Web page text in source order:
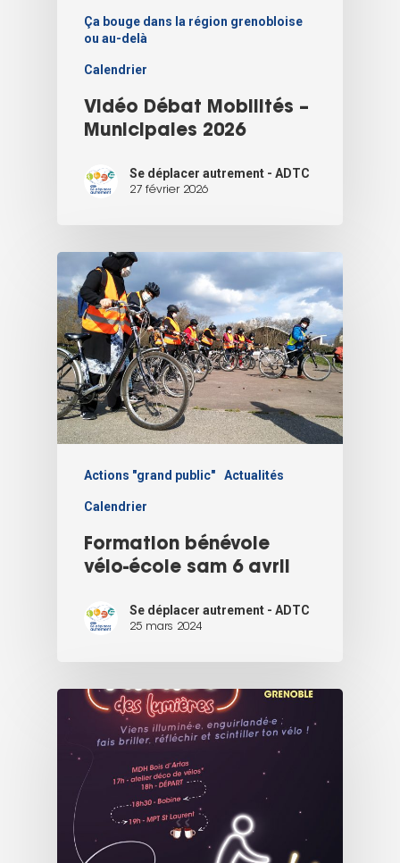
Ça bouge dans la région grenobloise
ou au-delà
Calendrier
Vidéo Débat Mobilités –
Municipales 2026
Se déplacer autrement - ADTC
27 février 2026
Actions "grand public" Actualités
Calendrier
Formation bénévole
vélo-école sam 6 avril
Se déplacer autrement - ADTC
25 mars 2024